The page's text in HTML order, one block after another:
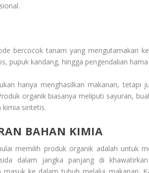
bercocok tanam yang mengutamakan
pupuk kandang, hingga pengendalian
hanya menghasilkan makanan, tetapi
organik biasanya meliputi sayuran,
kimia sintetis.
BAHAN KIMIA
memilih produk organik adalah untuk
dalam jangka panjang di